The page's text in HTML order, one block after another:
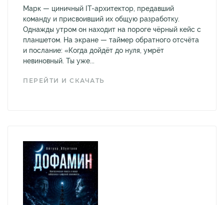
Марк — циничный IT-архитектор, предавший
команду и присвоивший их общую разработку.
Однажды утром он находит на пороге чёрный кейс с
планшетом. На экране — таймер обратного отсчёта
и послание: «Когда дойдёт до нуля, умрёт
невиновный. Ты уже...
ПЕРЕЙТИ И СКАЧАТЬ